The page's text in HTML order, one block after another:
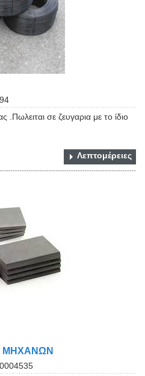
σε ζευγαρια με το ίδιο
Λεπτομέρειες
ΜΗΧΑΝΩΝ